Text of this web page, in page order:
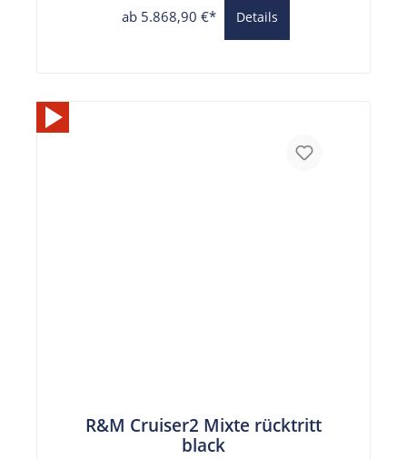
ab 5.868,90 €* Details
R&M Cruiser2 Mixte rücktritt
black